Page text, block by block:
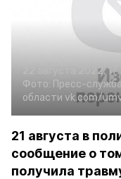
22 августа 2022,
Фото: Пресс-
области vk.com/
21 августа в
сообщение о
получила